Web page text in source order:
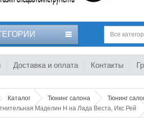
Все
Доставка и оплата Контакты
Каталог Тюнинг салона Тюнинг
Маделин Н на Лада Веста, Икс Рей